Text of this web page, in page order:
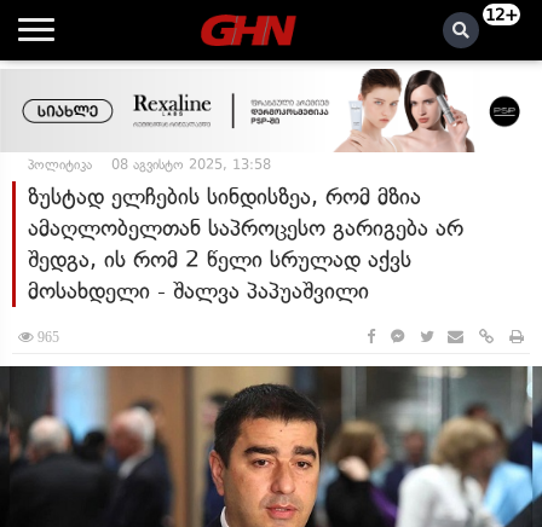
12+
პოლიტიკა 08 აგვისტო 2025, 13:58
ზუსტად ელჩების სინდისზეა, რომ მზია
ამაღლობელთან საპროცესო გარიგება არ
შედგა, ის რომ 2 წელი სრულად აქვს
მოსახდელი - შალვა პაპუაშვილი
965